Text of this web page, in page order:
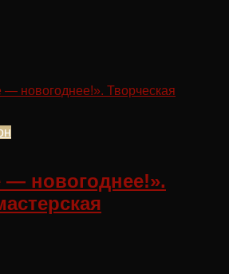
— новогоднее!».